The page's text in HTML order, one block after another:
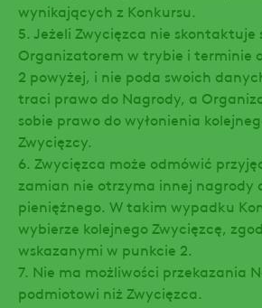
wynikających z Konkursu.
5. Jeżeli Zwycięzca nie skontaktuje
Organizatorem w trybie i terminie
2 powyżej, i nie poda swoich
traci prawo do Nagrody, a
sobie prawo do wyłonienia
Zwycięzcy.
6. Zwycięzca może odmówić
zamian nie otrzyma innej nagrody
pieniężnego. W takim wypadku
wybierze kolejnego Zwycięzcę,
wskazanymi w punkcie 2.
7. Nie ma możliwości przekazania
podmiotowi niż Zwycięzca.